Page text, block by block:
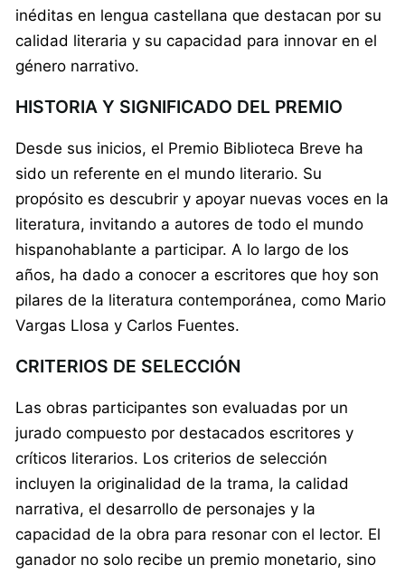
inéditas en lengua castellana que destacan por su
calidad literaria y su capacidad para innovar en el
género narrativo.
HISTORIA Y SIGNIFICADO DEL PREMIO
Desde sus inicios, el Premio Biblioteca Breve ha
sido un referente en el mundo literario. Su
propósito es descubrir y apoyar nuevas voces en la
literatura, invitando a autores de todo el mundo
hispanohablante a participar. A lo largo de los
años, ha dado a conocer a escritores que hoy son
pilares de la literatura contemporánea, como Mario
Vargas Llosa y Carlos Fuentes.
CRITERIOS DE SELECCIÓN
Las obras participantes son evaluadas por un
jurado compuesto por destacados escritores y
críticos literarios. Los criterios de selección
incluyen la originalidad de la trama, la calidad
narrativa, el desarrollo de personajes y la
capacidad de la obra para resonar con el lector. El
ganador no solo recibe un premio monetario, sino